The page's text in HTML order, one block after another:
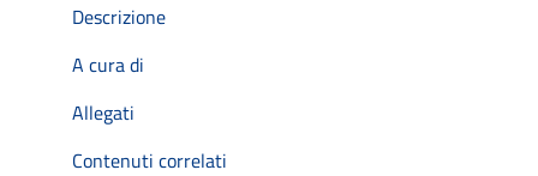
Descrizione
A cura di
Allegati
Contenuti correlati